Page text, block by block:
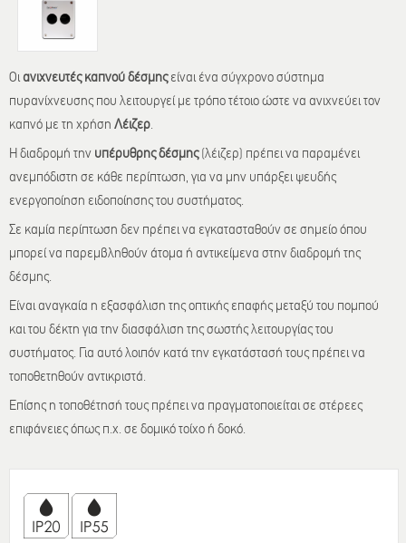
Οιανιχνευτές καπνού δέσμηςείναι ένα σύγχρονο σύστημα
πυρανίχνευσης που λειτουργεί με τρόπο τέτοιο ώστε να ανιχνεύει τον
καπνό με τη χρήση Λέιζερ.
Η διαδρομή την υπέρυθρηςδέσμης(λέιζερ) πρέπει να παραμένει
ανεμπόδιστη σε κάθε περίπτωση, για να μην υπάρξει ψευδής
ενεργοποίηση ειδοποίησης του συστήματος.
Σε καμία περίπτωση δεν πρέπει να εγκατασταθούν σε σημείο όπου
μπορεί να παρεμβληθούν άτομα ή αντικείμενα στην διαδρομή της
δέσμης.
Είναι αναγκαία η εξασφάλιση της οπτικής επαφής μεταξύ του πομπού
και του δέκτη για την διασφάλιση της σωστής λειτουργίας του
συστήματος. Για αυτό λοιπόν κατά την εγκατάστασή τους πρέπει να
τοποθετηθούν αντικριστά.
Επίσης η τοποθέτησή τους πρέπει να πραγματοποιείται σε στέρεες
επιφάνειες όπως π.χ. σε δομικό τοίχο ή δοκό.